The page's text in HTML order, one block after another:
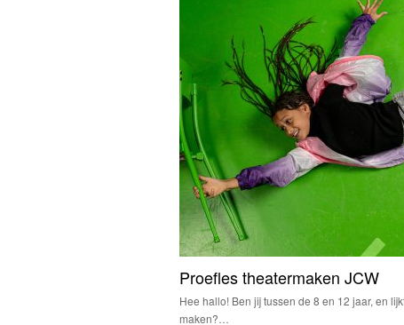
Proefles theatermaken JCW
Hee hallo! Ben jij tussen de 8 en 12 jaar, en
maken?…